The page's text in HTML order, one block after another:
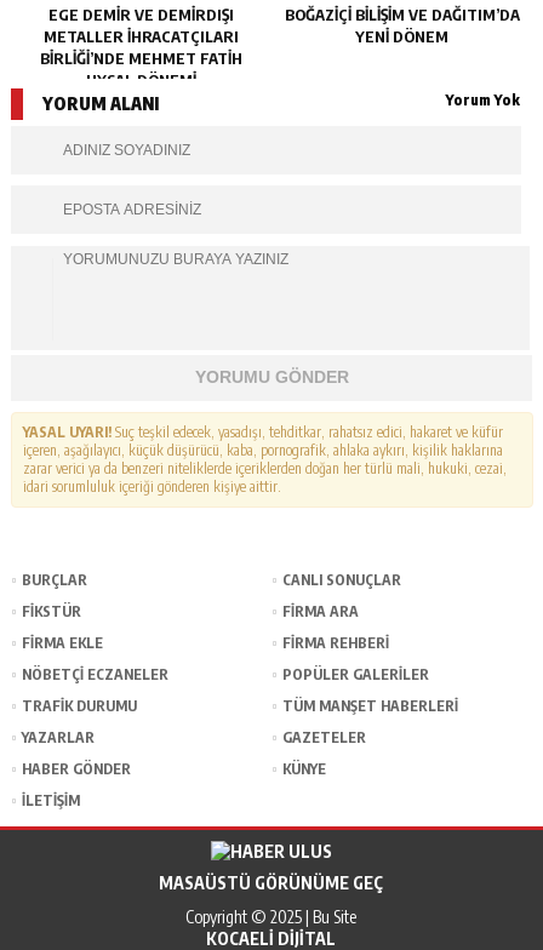
EGE DEMIR VE DEMIRDIŞI
METALLER İHRACATÇILARI
BIRLIĞI’NDE MEHMET FATIH
UYSAL DÖNEMI
BOĞAZIÇI BILIŞIM VE DAĞITIM’DA
YENI DÖNEM
YORUM ALANI Yorum Yok
YORUMU GÖNDER
YASAL UYARI!Suç teşkil edecek, yasadışı, tehditkar, rahatsız edici, hakaret ve küfür
içeren, aşağılayıcı, küçük düşürücü, kaba, pornografik, ahlaka aykırı, kişilik haklarına
zarar verici ya da benzeri niteliklerde içeriklerden doğan her türlü mali, hukuki, cezai,
idari sorumluluk içeriği gönderen kişiye aittir.
BURÇLAR
CANLI SONUÇLAR
FİKSTÜR
FİRMA ARA
FİRMA EKLE
FİRMA REHBERİ
NÖBETÇİ ECZANELER
POPÜLER GALERİLER
TRAFİK DURUMU
TÜM MANŞET HABERLERİ
YAZARLAR
GAZETELER
HABER GÖNDER
KÜNYE
İLETİŞİM
MASAÜSTÜ GÖRÜNÜME GEÇ
Copyright © 2025 | Bu Site
KOCAELI DIJITAL